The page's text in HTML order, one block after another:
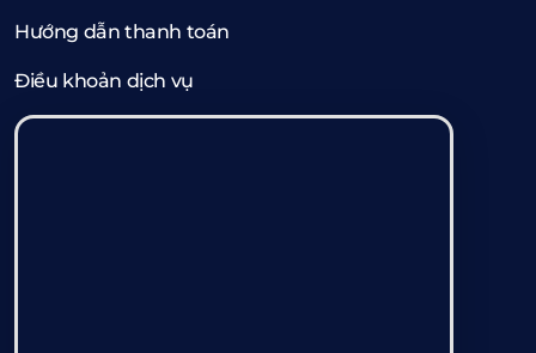
Hướng dẫn thanh toán
Điều khoản dịch vụ